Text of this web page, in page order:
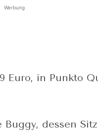
Werbung
Euro, in Punkto
Buggy, dessen